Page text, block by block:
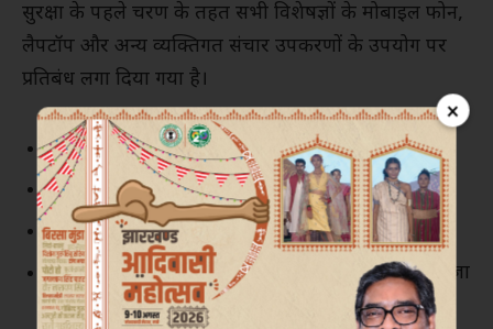
×
सुरक्षा के पहले चरण के तहत सभी विशेषज्ञों के मोबाइल फोन,
लैपटॉप और अन्य व्यक्तिगत संचार उपकरणों के उपयोग पर
प्रतिबंध लगा दिया गया है।
इंटरनेट एक्सेस नियंत्रित किया गया है।
बाहरी संपर्कों पर पूरी निगरानी रखी जा रही है।
स्मार्टवॉच जैसे इलेक्ट्रॉनिक उपकरण भी प्रतिबंधित हैं।
परिसर में आने-जाने वाले प्रत्येक व्यक्ति का रिकॉर्ड रखा जा
रहा है।